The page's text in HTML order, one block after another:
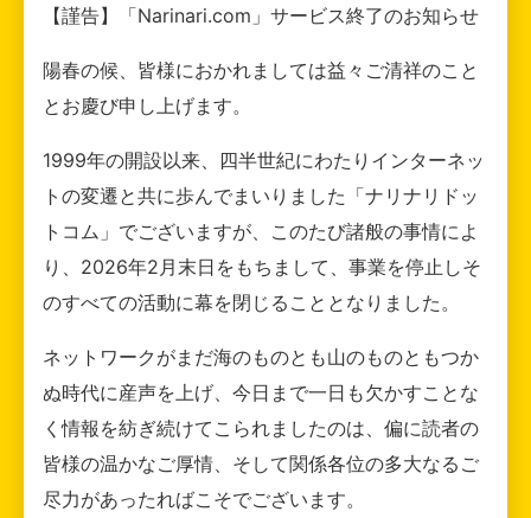
【謹告】「Narinari.com」サービス終了のお知らせ
陽春の候、皆様におかれましては益々ご清祥のこと
とお慶び申し上げます。
1999年の開設以来、四半世紀にわたりインターネッ
トの変遷と共に歩んでまいりました「ナリナリドッ
トコム」でございますが、このたび諸般の事情によ
り、2026年2月末日をもちまして、事業を停止しそ
のすべての活動に幕を閉じることとなりました。
ネットワークがまだ海のものとも山のものともつか
ぬ時代に産声を上げ、今日まで一日も欠かすことな
く情報を紡ぎ続けてこられましたのは、偏に読者の
皆様の温かなご厚情、そして関係各位の多大なるご
尽力があったればこそでございます。